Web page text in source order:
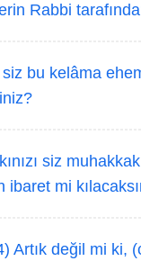
Rabbi
bu kelâma
siz
ibaret mi
Artık değil mi ki,